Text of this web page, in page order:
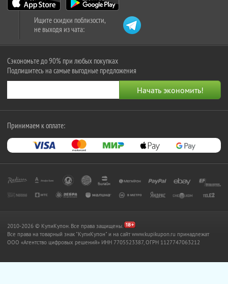
Ищите скидки поблизости,
не выходя из чата:
Сэкономьте до 90% при любых покупках
Подпишитесь на самые выгодные предложения
Принимаем к оплате:
2010-2026 © КупиКупон. Все права защищены.
Все права на товарный знак "КупиКупон" и на сайт www.kupikupon.ru принадлежат
OOO «Агентство цифровых решений» ИНН 7705523387, ОГРН 1127747063212